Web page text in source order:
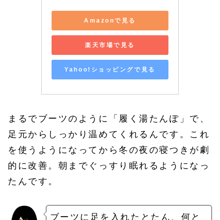
Amazonで見る
楽天市場で見る
Yahoo!ショッピングで見る
まるでブーツのように「履く湯たんぽ」で、
足元からしっかり温めてくれるんです。これ
を使うようになってから冬の夜の寝つきが劇
的に改善。朝までぐっすり眠れるようになっ
たんです。
ブーツに足を入れたとたん、何と